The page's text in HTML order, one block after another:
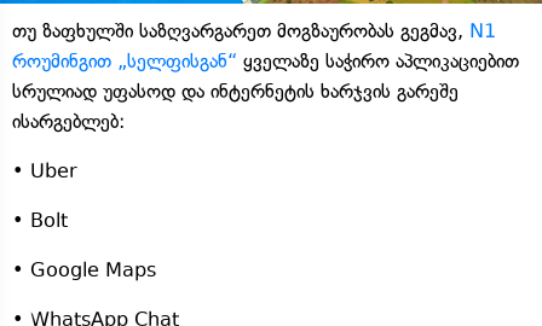
თუ ზაფხულში საზღვარგარეთ მოგზაურობას გეგმავ, N1
როუმინგით „სელფისგან“ ყველაზე საჭირო აპლიკაციებით
სრულიად უფასოდ და ინტერნეტის ხარჯვის გარეშე
ისარგებლებ:
• Uber
• Bolt
• Google Maps
• WhatsApp Chat